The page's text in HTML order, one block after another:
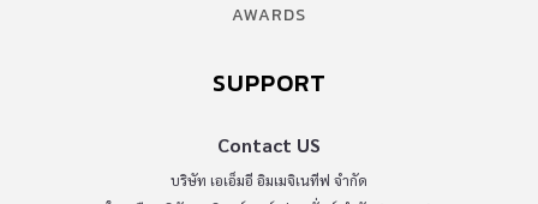
AWARDS
SUPPORT
Contact US
บริษัท เอเอ็มอี อิมเมจิเนทีฟ จำกัด